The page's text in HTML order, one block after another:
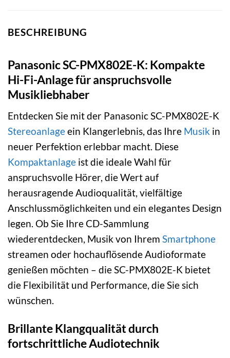
BESCHREIBUNG
Panasonic SC-PMX802E-K: Kompakte
Hi-Fi-Anlage für anspruchsvolle
Musikliebhaber
Entdecken Sie mit der Panasonic SC-PMX802E-K
Stereoanlageein Klangerlebnis, das Ihre Musik in
neuer Perfektion erlebbar macht. Diese
Kompaktanlage ist die ideale Wahl für
anspruchsvolle Hörer, die Wert auf
herausragende Audioqualität, vielfältige
Anschlussmöglichkeiten und ein elegantes Design
legen. Ob Sie Ihre CD-Sammlung
wiederentdecken, Musik von Ihrem Smartphone
streamen oder hochauflösende Audioformate
genießen möchten – die SC-PMX802E-K bietet
die Flexibilität und Performance, die Sie sich
wünschen.
Brillante Klangqualität durch
fortschrittliche Audiotechnik